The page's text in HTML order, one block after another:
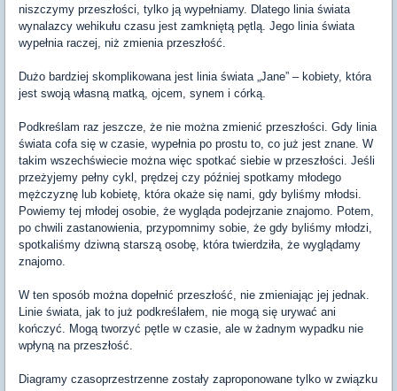
niszczymy przeszłości, tylko ją wypełniamy. Dlatego linia świata
wynalazcy wehikułu czasu jest zamkniętą pętlą. Jego linia świata
wypełnia raczej, niż zmienia przeszłość.
Dużo bardziej skomplikowana jest linia świata „Jane” – kobiety, która
jest swoją własną matką, ojcem, synem i córką.
Podkreślam raz jeszcze, że nie można zmienić przeszłości. Gdy linia
świata cofa się w czasie, wypełnia po prostu to, co już jest znane. W
takim wszechświecie można więc spotkać siebie w przeszłości. Jeśli
przeżyjemy pełny cykl, prędzej czy później spotkamy młodego
mężczyznę lub kobietę, która okaże się nami, gdy byliśmy młodsi.
Powiemy tej młodej osobie, że wygląda podejrzanie znajomo. Potem,
po chwili zastanowienia, przypomnimy sobie, że gdy byliśmy młodzi,
spotkaliśmy dziwną starszą osobę, która twierdziła, że wyglądamy
znajomo.
W ten sposób można dopełnić przeszłość, nie zmieniając jej jednak.
Linie świata, jak to już podkreślałem, nie mogą się urywać ani
kończyć. Mogą tworzyć pętle w czasie, ale w żadnym wypadku nie
wpłyną na przeszłość.
Diagramy czasoprzestrzenne zostały zaproponowane tylko w związku